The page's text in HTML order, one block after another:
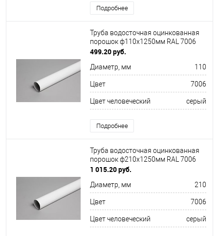
Подробнее
Труба водосточная оцинкованная
порошок ф110х1250мм RAL 7006
499.20 руб.
Диаметр, мм 110
Цвет 7006
Цвет человеческий серый
Подробнее
Труба водосточная оцинкованная
порошок ф210х1250мм RAL 7006
1 015.20 руб.
Диаметр, мм 210
Цвет 7006
Цвет человеческий серый